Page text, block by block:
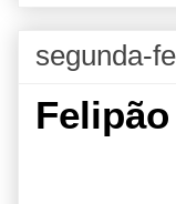
segunda-